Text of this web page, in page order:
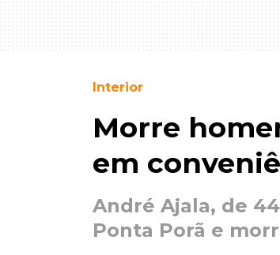
Interior
Morre
em
André Ajala, de
Ponta Porã e